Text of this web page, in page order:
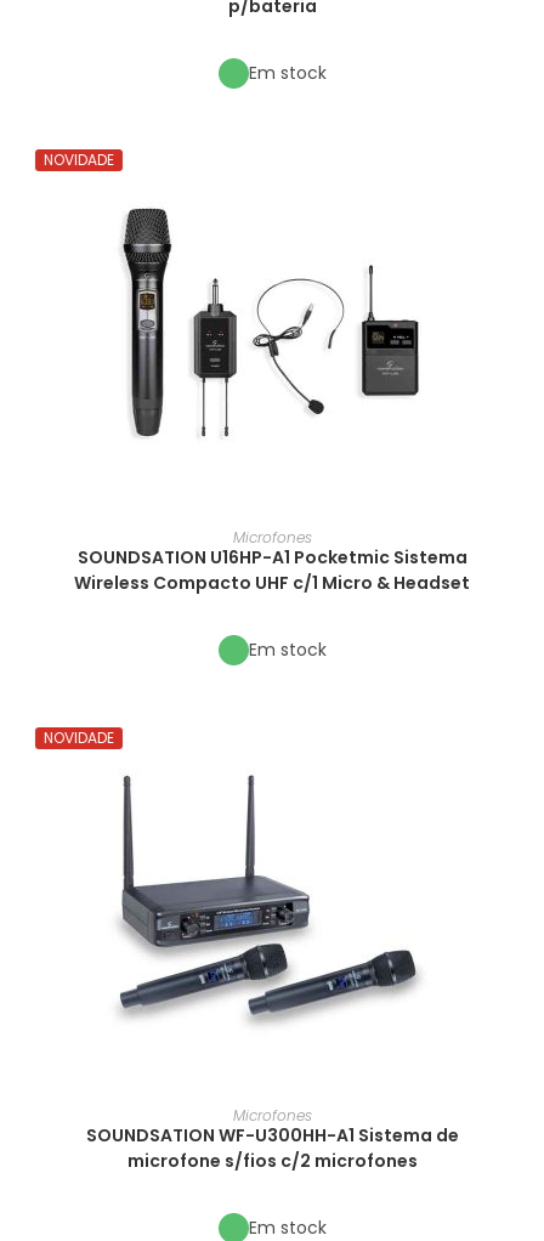
p/bateria
Em stock
NOVIDADE
Microfones
SOUNDSATION U16HP-A1 Pocketmic Sistema
Wireless Compacto UHF c/1 Micro & Headset
Em stock
NOVIDADE
Microfones
SOUNDSATION WF-U300HH-A1 Sistema de
microfone s/fios c/2 microfones
Em stock